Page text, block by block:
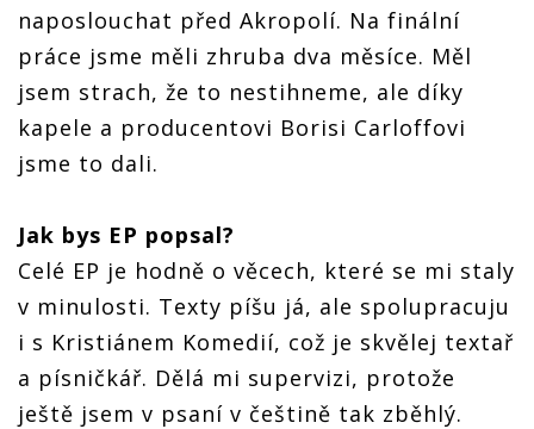
naposlouchat před Akropolí. Na finální
práce jsme měli zhruba dva měsíce. Měl
jsem strach, že to nestihneme, ale díky
kapele a producentovi Borisi Carloffovi
jsme to dali.
Jak bys EP popsal?
Celé EP je hodně o věcech, které se mi staly
v minulosti. Texty píšu já, ale spolupracuju
i s Kristiánem Komedií, což je skvělej textař
a písničkář. Dělá mi supervizi, protože
ještě jsem v psaní v češtině tak zběhlý.